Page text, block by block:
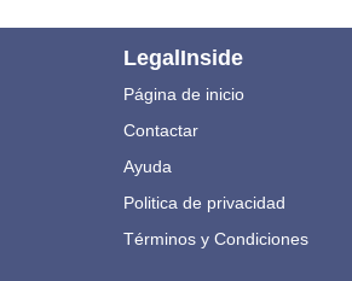
LegalInside
Página de inicio
Contactar
Ayuda
Politica de privacidad
Términos y Condiciones